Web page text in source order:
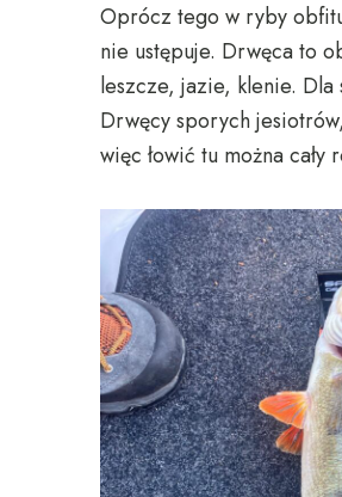
Oprócz tego w ryby
nie ustępuje. Drwęca to
leszcze, jazie, klenie.
Drwęcy sporych
więc łowić tu można cały